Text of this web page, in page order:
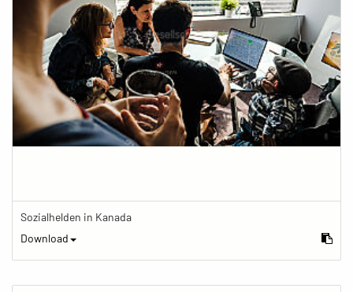
Sozialhelden in Kanada
Download